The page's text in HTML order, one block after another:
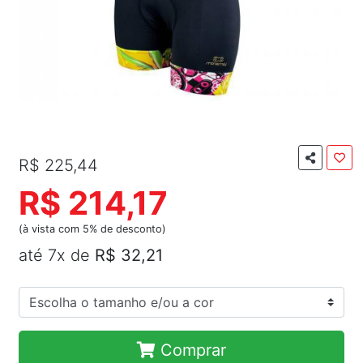
R$ 225,44
R$ 214,17
(à vista com 5% de desconto)
até 7x de R$ 32,21
Comprar